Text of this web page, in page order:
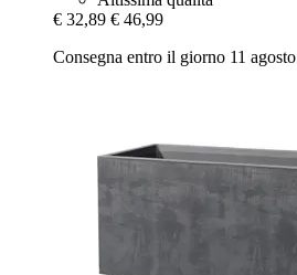
€ 32,89 € 46,99
Consegna entro il giorno 11 agosto